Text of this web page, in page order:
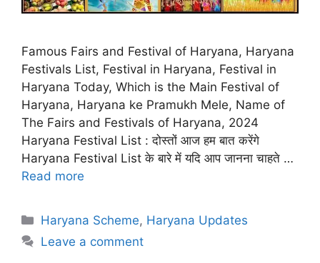
Famous Fairs and Festival of Haryana, Haryana
Festivals List, Festival in Haryana, Festival in
Haryana Today, Which is the Main Festival of
Haryana, Haryana ke Pramukh Mele, Name of
The Fairs and Festivals of Haryana, 2024
Haryana Festival List : दोस्तों आज हम बात करेंगे
Haryana Festival List के बारे में यदि आप जानना चाहते …
Read more
Categories
Haryana Scheme, Haryana Updates
Leave a comment